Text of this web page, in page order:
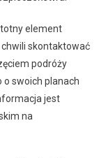
element
skontaktować
podróży
swoich planach
jest
na